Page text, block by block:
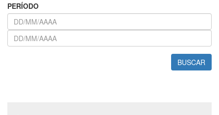
PERÍODO
BUSCAR